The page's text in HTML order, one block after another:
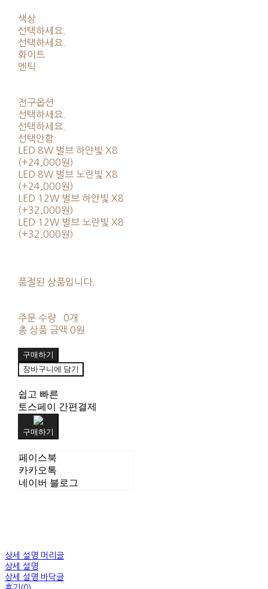
색상
선택하세요.
선택하세요.
화이트
엔틱
전구옵션
선택하세요.
선택하세요.
선택안함
LED 8W 벌브 하얀빛 X8
(+24,000원)
LED 8W 벌브 노란빛 X8
(+24,000원)
LED 12W 벌브 하얀빛 X8
(+32,000원)
LED 12W 벌브 노란빛 X8
(+32,000원)
품절된 상품입니다.
주문 수량
0개
총 상품 금액 0원
구매하기
장바구니에 담기
쉽고 빠른
토스페이 간편결제
구매하기
페이스북
카카오톡
네이버 블로그
상세 설명 머리글
상세 설명
상세 설명 바닥글